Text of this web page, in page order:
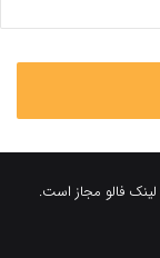
فالو مجاز است.